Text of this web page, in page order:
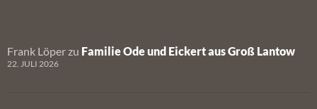
Frank Löper zu Familie Ode und Eickert aus Groß Lantow
22. JULI 2026